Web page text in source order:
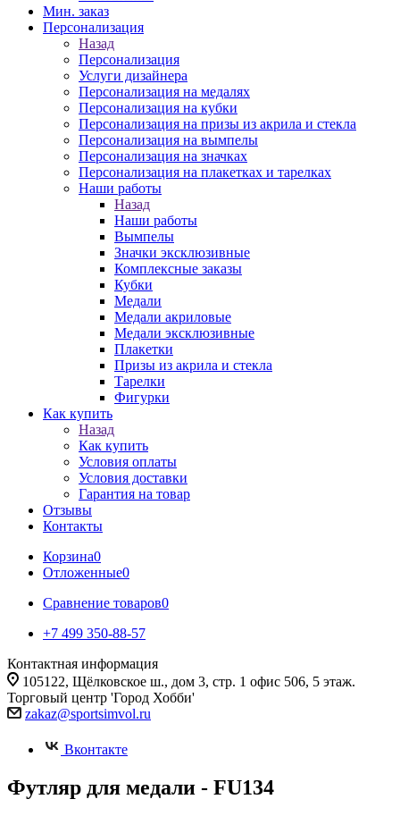
Мин. заказ
Персонализация
Назад
Персонализация
Услуги дизайнера
Персонализация на медалях
Персонализация на кубки
Персонализация на призы из акрила и стекла
Персонализация на вымпелы
Персонализация на значках
Персонализация на плакетках и тарелках
Наши работы
Назад
Наши работы
Вымпелы
Значки эксклюзивные
Комплексные заказы
Кубки
Медали
Медали акриловые
Медали эксклюзивные
Плакетки
Призы из акрила и стекла
Тарелки
Фигурки
Как купить
Назад
Как купить
Условия оплаты
Условия доставки
Гарантия на товар
Отзывы
Контакты
Корзина0
Отложенные0
Сравнение товаров0
+7 499 350-88-57
Контактная информация
105122, Щёлковское ш., дом 3, стр. 1 офис 506, 5 этаж.
Торговый центр 'Город Хобби'
zakaz@sportsimvol.ru
Вконтакте
Футляр для медали - FU134